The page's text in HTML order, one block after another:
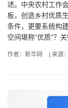
述。中央农村工作
板，创造乡村优质
条件，更要系统构
空间堪称“优质”？
作者：新华网 来源